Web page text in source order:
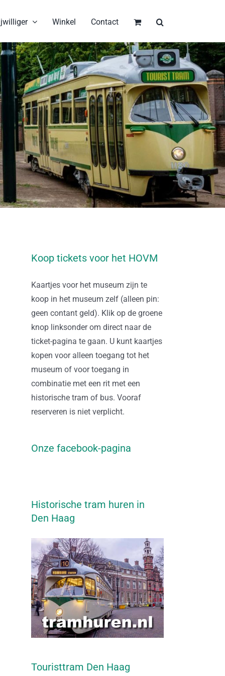
Winkel Contact
Koop tickets voor het HOVM
Kaartjes voor het museum zijn te
koop in het museum zelf (alleen pin:
geen contant geld). Klik op de groene
knop linksonder om direct naar de
ticket-pagina te gaan. U kunt kaartjes
kopen voor alleen toegang tot het
museum of voor toegang in
combinatie met een rit met een
historische tram of bus. Vooraf
reserveren is niet verplicht.
Onze facebook-pagina
Historische tram huren in
Den Haag
Touristtram Den Haag